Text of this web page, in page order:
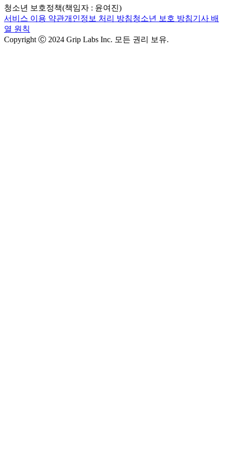
청소년 보호정책(책임자 : 윤여진)
서비스 이용 약관개인정보 처리 방침청소년 보호 방침기사 배
열 원칙
Copyright Ⓒ 2024 Grip Labs Inc. 모든 권리 보유.